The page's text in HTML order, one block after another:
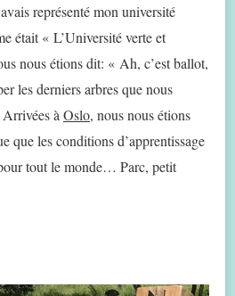
représenté mon université
était « L’Université verte et
nous étions dit: « Ah, c’est ballot,
les derniers arbres que nous
à Oslo, nous nous étions
que les conditions d’apprentissage
tout le monde… Parc, petit